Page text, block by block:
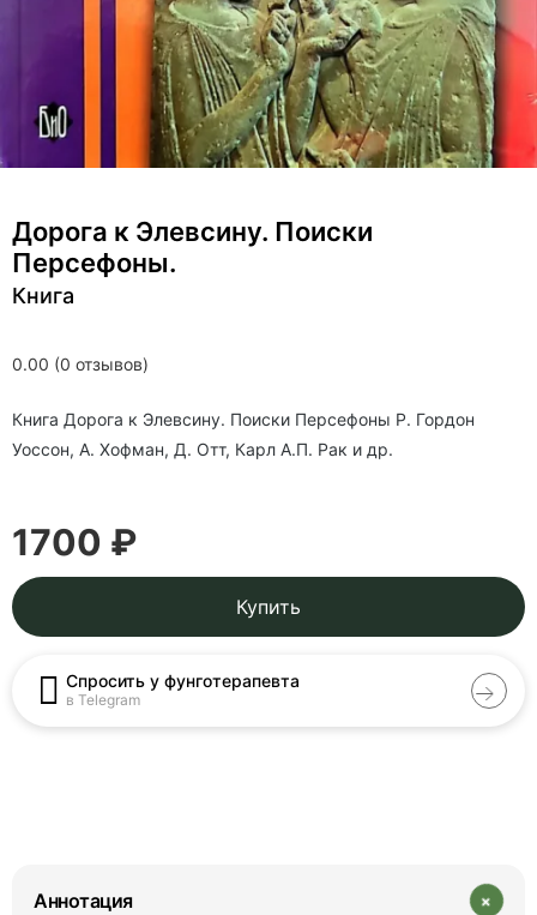
0.00 (0 отзывов)
Дорога к Элевсину. Поиски
Персефоны.
Книга
Книга Дорога к Элевсину. Поиски Персефоны Р. Гордон
Уоссон, А. Хофман, Д. Отт, Карл А.П. Рак и др.
1700 ₽
Купить
Спросить у фунготерапевта
в Telegram
Аннотация +